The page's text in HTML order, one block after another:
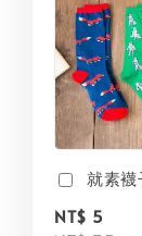
就素襪
NT$ 5